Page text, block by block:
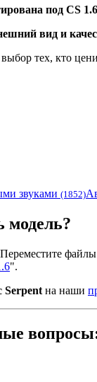
под CS 1.6
вид и
тех, кто
звуками (1852)
модель?
".
Serpent на наши